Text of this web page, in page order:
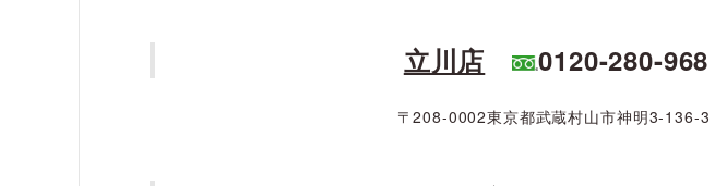
立川店 0120-280-968
〒208-0002東京都武蔵村山市神明3-136-3